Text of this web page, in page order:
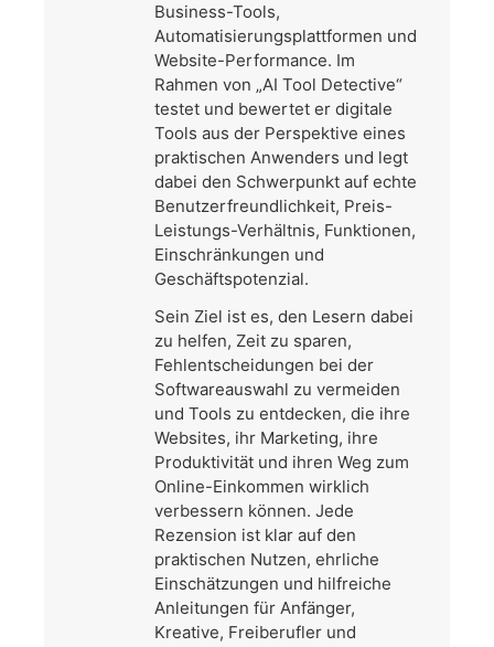
Business-Tools,
Automatisierungsplattformen und
Website-Performance. Im
Rahmen von „AI Tool Detective“
testet und bewertet er digitale
Tools aus der Perspektive eines
praktischen Anwenders und legt
dabei den Schwerpunkt auf echte
Benutzerfreundlichkeit, Preis-
Leistungs-Verhältnis, Funktionen,
Einschränkungen und
Geschäftspotenzial.
Sein Ziel ist es, den Lesern dabei
zu helfen, Zeit zu sparen,
Fehlentscheidungen bei der
Softwareauswahl zu vermeiden
und Tools zu entdecken, die ihre
Websites, ihr Marketing, ihre
Produktivität und ihren Weg zum
Online-Einkommen wirklich
verbessern können. Jede
Rezension ist klar auf den
praktischen Nutzen, ehrliche
Einschätzungen und hilfreiche
Anleitungen für Anfänger,
Kreative, Freiberufler und